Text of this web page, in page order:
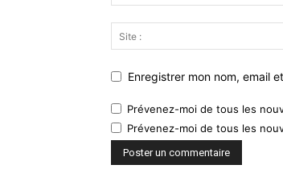
Enregistrer mon nom, email
Prévenez-moi de tous les
Prévenez-moi de tous les